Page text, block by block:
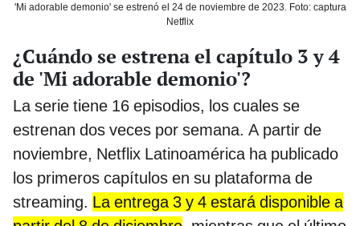
'Mi adorable demonio' se estrenó el 24 de noviembre de 2023. Foto: captura
Netflix
¿Cuándo se estrena el capítulo 3 y 4
de 'Mi adorable demonio'?
La serie tiene 16 episodios, los cuales se
estrenan dos veces por semana. A partir de
noviembre, Netflix Latinoamérica ha publicado
los primeros capítulos en su plataforma de
streaming. La entrega 3 y 4 estará disponible a